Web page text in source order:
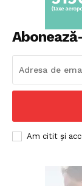
Am citit și